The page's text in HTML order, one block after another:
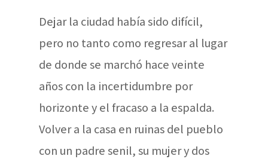
Dejar la ciudad había sido difícil,
pero no tanto como regresar al lugar
de donde se marchó hace veinte
años con la incertidumbre por
horizonte y el fracaso a la espalda.
Volver a la casa en ruinas del pueblo
con un padre senil, su mujer y dos